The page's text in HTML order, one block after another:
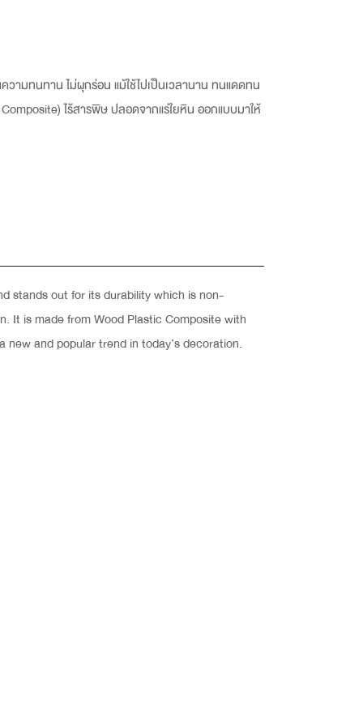
ามทนทาน ไม่ผุกร่อน แม้ใช้ไปเป็นเวลานาน ทนแดดทน
ไร้สารพิษ ปลอดจากแร่ใยหิน ออกแบบมาให้
stands out for its durability which is non-
It is made from Wood Plastic Composite with
and popular trend in today’s decoration.